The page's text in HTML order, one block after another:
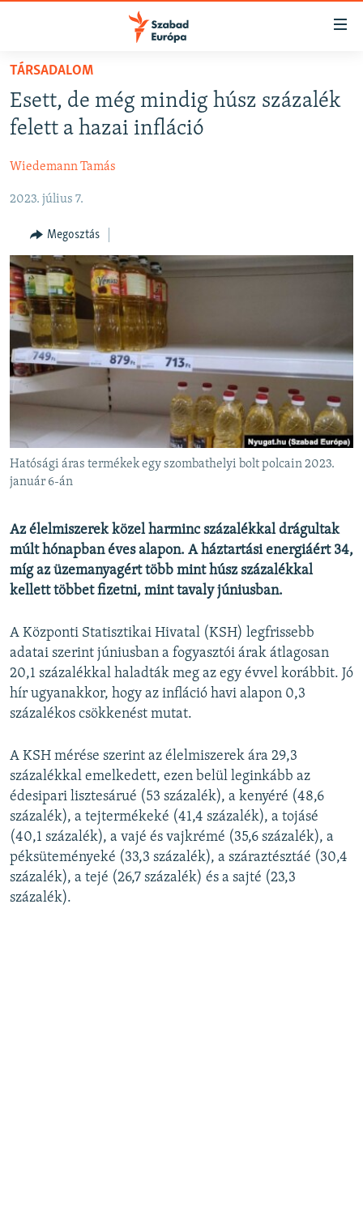
Akadálymentes
Ugrás
fő
oldalra
Ugrás
NAPIRENDEN
AKTUÁLIS
VIDEÓK
ELEMZŐ
NER15
SZABADON
TÁRSADALOM
DEMOKRÁCIA
A PÉNZ NYOMÁBAN
EURÓPAI UNIÓ
VILÁG
KLÍMAVÁLTOZÁS
A MÚLT TANULSÁGAI
Valamennyi RFE/RL weboldal
TÁRSADALOM
Esett, de még mindig húsz százalék
felett a hazai infláció
Wiedemann Tamás
2023. július 7.
Megosztás
Hatósági áras termékek egy szombathelyi bolt polcain 2023.
január 6-án
Az élelmiszerek közel harminc százalékkal drágultak
múlt hónapban éves alapon. A háztartási energiáért 34,
míg az üzemanyagért több mint húsz százalékkal
kellett többet fizetni, mint tavaly júniusban.
A Központi Statisztikai Hivatal (KSH) legfrissebb
adatai szerint júniusban a fogyasztói árak átlagosan
20,1 százalékkal haladták meg az egy évvel korábbit. Jó
hír ugyanakkor, hogy az infláció havi alapon 0,3
százalékos csökkenést mutat.
A KSH mérése szerint az élelmiszerek ára 29,3
százalékkal emelkedett, ezen belül leginkább az
édesipari lisztesárué (53 százalék), a kenyéré (48,6
százalék), a tejtermékeké (41,4 százalék), a tojásé
(40,1 százalék), a vajé és vajkrémé (35,6 százalék), a
péksüteményeké (33,3 százalék), a száraztésztáé (30,4
százalék), a tejé (26,7 százalék) és a sajté (23,3
százalék).